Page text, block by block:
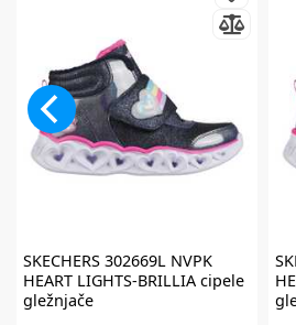
SKECHERS302669L NVPK
HEART LIGHTS-BRILLIA cipele
gležnjače